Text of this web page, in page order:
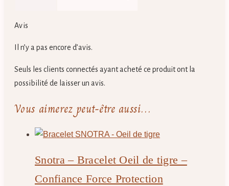
Avis
Il n’y a pas encore d’avis.
Seuls les clients connectés ayant acheté ce produit ont la
possibilité de laisser un avis.
Vous aimerez peut-être aussi…
Snotra – Bracelet Oeil de tigre –
Confiance Force Protection